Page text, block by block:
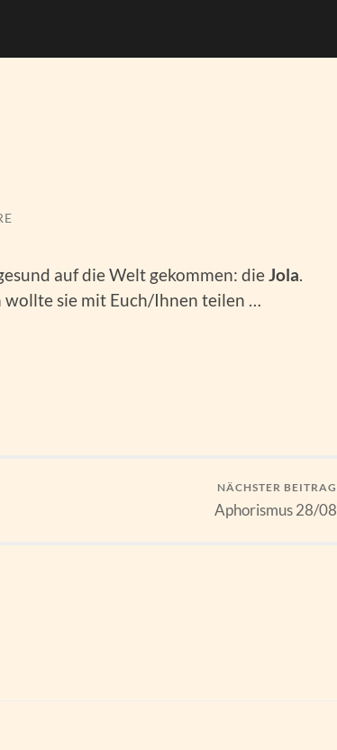
auf die Welt gekommen: die Jola
sie mit Euch/Ihnen teilen …
NÄCHSTER BEITRAG
Aphorismus 28/08